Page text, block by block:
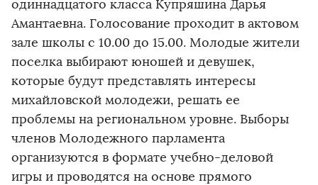
одиннадцатого класса Купряшина Дарья
Амантаевна. Голосование проходит в актовом
зале школы с 10.00 до 15.00. Молодые жители
поселка выбирают юношей и девушек,
которые будут представлять интересы
михайловской молодежи, решать ее
проблемы на региональном уровне. Выборы
членов Молодежного парламента
организуются в формате учебно-деловой
игры и проводятся на основе прямого